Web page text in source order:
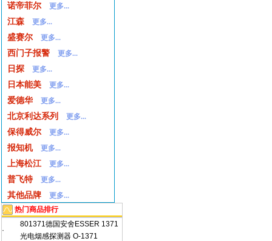
诺帝菲尔 更多...
江森 更多...
盛赛尔 更多...
西门子报警 更多...
日探 更多...
日本能美 更多...
爱德华 更多...
北京利达系列 更多...
保得威尔 更多...
报知机 更多...
上海松江 更多...
普飞特 更多...
其他品牌
更多...
热门商品排行
·
801371德国安舍ESSER 1371
光电烟感探测器 O-1371